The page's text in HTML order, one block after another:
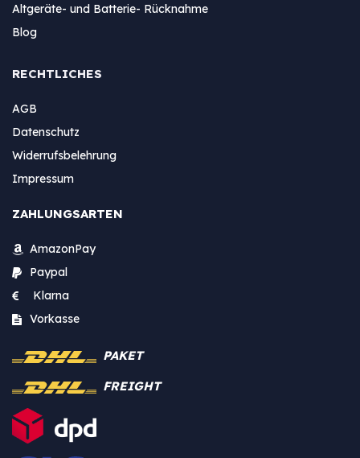
Altgeräte- und Batterie- Rücknahme
Blog
RECHTLICHES
AGB
Datenschutz
Widerrufsbelehrung
Impressum
ZAHLUNGSARTEN
AmazonPay
Paypal
Klarna
Vorkasse
PAKET
FREIGHT